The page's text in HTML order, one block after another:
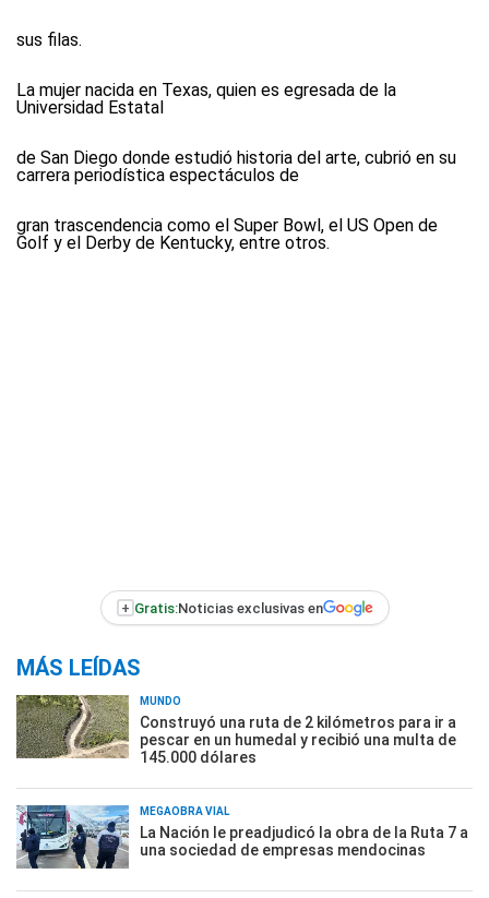
sus filas.
La mujer nacida en Texas, quien es egresada de la
Universidad Estatal
de San Diego donde estudió historia del arte, cubrió en su
carrera periodística espectáculos de
gran trascendencia como el Super Bowl, el US Open de
Golf y el Derby de Kentucky, entre otros.
+ Gratis:Noticias exclusivas en
MÁS LEÍDAS
MUNDO
Construyó una ruta de 2 kilómetros para ir a
pescar en un humedal y recibió una multa de
145.000 dólares
MEGAOBRA VIAL
La Nación le preadjudicó la obra de la Ruta 7 a
una sociedad de empresas mendocinas